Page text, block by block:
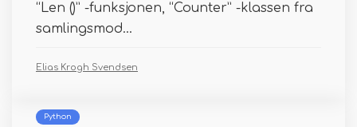
“Len ()” -funksjonen, “Counter” -klassen fra
samlingsmod...
Elias Krogh Svendsen
Python